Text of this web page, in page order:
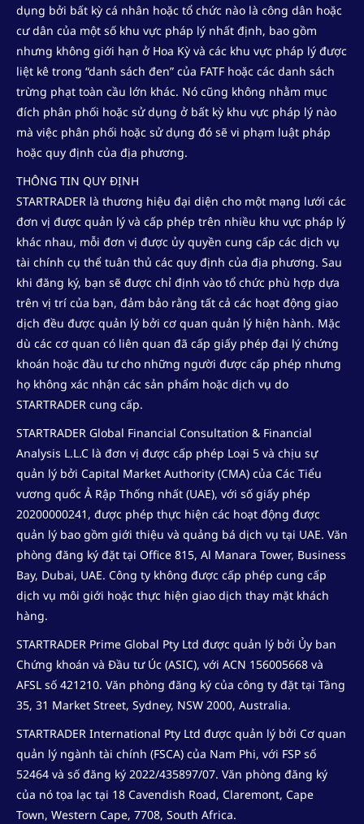
dụng bởi bất kỳ cá nhân hoặc tổ chức nào là công dân hoặc
cư dân của một số khu vực pháp lý nhất định, bao gồm
nhưng không giới hạn ở Hoa Kỳ và các khu vực pháp lý được
liệt kê trong “danh sách đen” của FATF hoặc các danh sách
trừng phạt toàn cầu lớn khác. Nó cũng không nhằm mục
đích phân phối hoặc sử dụng ở bất kỳ khu vực pháp lý nào
mà việc phân phối hoặc sử dụng đó sẽ vi phạm luật pháp
hoặc quy định của địa phương.
THÔNG TIN QUY ĐỊNH
STARTRADER là thương hiệu đại diện cho một mạng lưới các
đơn vị được quản lý và cấp phép trên nhiều khu vực pháp lý
khác nhau, mỗi đơn vị được ủy quyền cung cấp các dịch vụ
tài chính cụ thể tuân thủ các quy định của địa phương. Sau
khi đăng ký, bạn sẽ được chỉ định vào tổ chức phù hợp dựa
trên vị trí của bạn, đảm bảo rằng tất cả các hoạt động giao
dịch đều được quản lý bởi cơ quan quản lý hiện hành. Mặc
dù các cơ quan có liên quan đã cấp giấy phép đại lý chứng
khoán hoặc đầu tư cho những người được cấp phép nhưng
họ không xác nhận các sản phẩm hoặc dịch vụ do
STARTRADER cung cấp.
STARTRADER Global Financial Consultation & Financial
Analysis L.L.C là đơn vị được cấp phép Loại 5 và chịu sự
quản lý bởi Capital Market Authority (CMA) của Các Tiểu
vương quốc Ả Rập Thống nhất (UAE), với số giấy phép
20200000241, được phép thực hiện các hoạt động được
quản lý bao gồm giới thiệu và quảng bá dịch vụ tại UAE. Văn
phòng đăng ký đặt tại Office 815, Al Manara Tower, Business
Bay, Dubai, UAE. Công ty không được cấp phép cung cấp
dịch vụ môi giới hoặc thực hiện giao dịch thay mặt khách
hàng.
STARTRADER Prime Global Pty Ltd được quản lý bởi Ủy ban
Chứng khoán và Đầu tư Úc (ASIC), với ACN 156005668 và
AFSL số 421210. Văn phòng đăng ký của công ty đặt tại Tầng
35, 31 Market Street, Sydney, NSW 2000, Australia.
STARTRADER International Pty Ltd được quản lý bởi Cơ quan
quản lý ngành tài chính (FSCA) của Nam Phi, với FSP số
52464 và số đăng ký 2022/435897/07. Văn phòng đăng ký
của nó tọa lạc tại 18 Cavendish Road, Claremont, Cape
Town, Western Cape, 7708, South Africa.